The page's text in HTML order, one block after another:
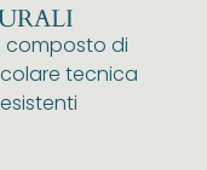
composto di
tecnica